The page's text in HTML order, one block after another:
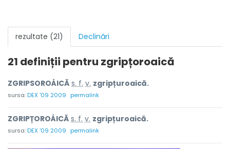
rezultate (21) Declinări
21 definiții pentru zgripțoroaică
ZGRIPSOROÁICĂ s. f. v. zgripțuroaică.
sursa:DEX '09 2009 permalink
ZGRIPȚOROÁICĂ s. f. v. zgripțuroaică.
sursa:DEX '09 2009 permalink